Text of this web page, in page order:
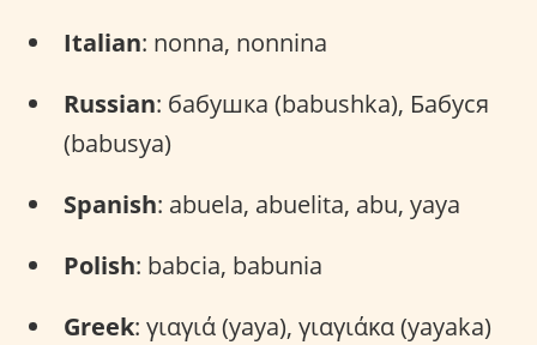
Italian: nonna, nonnina
Russian: бабушка (babushka), Бабуся
(babusya)
Spanish: abuela, abuelita, abu, yaya
Polish: babcia, babunia
Greek: γιαγιά (yaya), γιαγιάκα (yayaka)